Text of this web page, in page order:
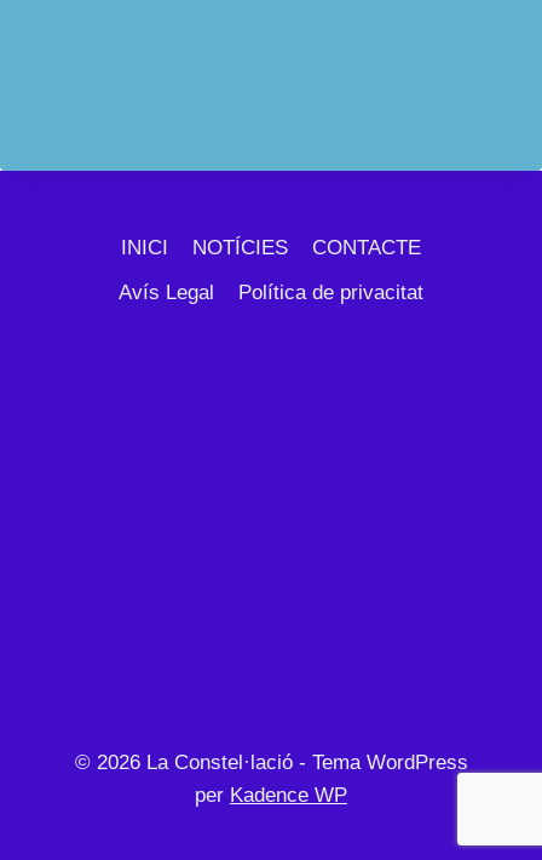
INICI NOTÍCIES
CONTACTE
Avís Legal
Política de privacitat
© 2026 La Constel·lació - Tema WordPress
per Kadence WP